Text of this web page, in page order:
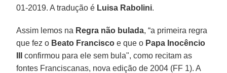
01-2019. A tradução é Luisa Rabolini.
Assim lemos na Regra não bulada, “a primeira regra
que fez o Beato Francisco e que o Papa Inocêncio
confirmou para ele sem bula", como recitam as
fontes Franciscanas, nova edição de 2004 (FF 1). A